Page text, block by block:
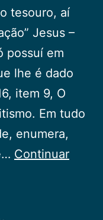
tesouro, aí
Jesus –
possuí em
lhe é dado
item 9, O
Em tudo
enumera,
Continuar